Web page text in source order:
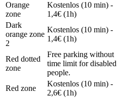
Orange
zone
Kostenlos (10 min) -
1,4€ (1h)
Dark
orange zone
2
Kostenlos (10 min) -
1,4€ (1h)
Red dotted
zone
Free parking without
time limit for disabled
people.
Red zone
Kostenlos (10 min) -
2,6€ (1h)